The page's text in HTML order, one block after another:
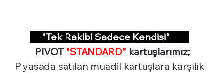
"Tek Rakibi Sadece Kendisi"
PIVOT "STANDARD" kartuşlarımız;
Piyasada satılan muadil kartuşlara karşılık